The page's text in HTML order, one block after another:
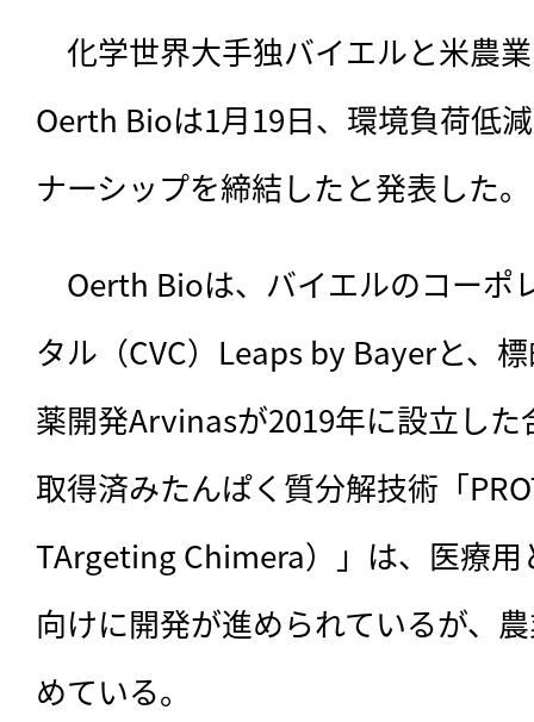
化学世界大手独バイエルと米農
Oerth Bioは1月19日、環境負荷低
ナーシップを締結したと発表した。
Oerth Bioは、 バイエルのコーポ
タル（CVC）Leaps by Bayerと、
薬開発Arvinasが2019年に設立し
取得済みたんぱく質分解技術「
TArgeting Chimera）」は、医療用
向けに開発が進められているが、
めている。